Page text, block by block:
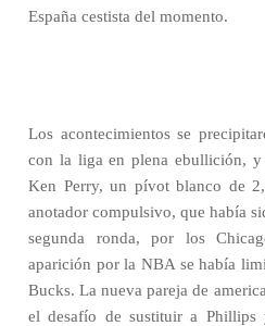
España cestista del momento.
Los acontecimientos se
con la liga en plena ebullición, y
Ken Perry, un pívot blanco de
anotador compulsivo, que había
segunda ronda, por los
aparición por la NBA se había
Bucks. La nueva pareja de
el desafío de sustituir a Phillips